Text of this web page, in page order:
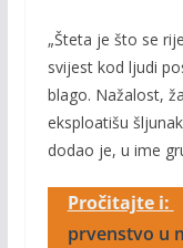
„Šteta je što se
svijest kod ljudi
blago. Nažalost,
eksploatišu
dodao je, u ime
Pročitajte i:
prvenstvo u